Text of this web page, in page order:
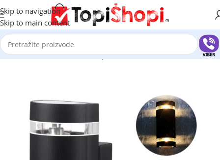
Skip to navigation
Skip to main content
Početna/Rasveta/Fasadne lampe